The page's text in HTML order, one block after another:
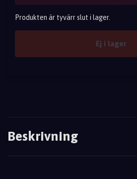
Produkten är tyvärr slut i lager.
Ej i lager
Beskrivning